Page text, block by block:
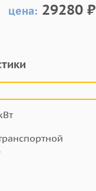
цена: 29280 ₽